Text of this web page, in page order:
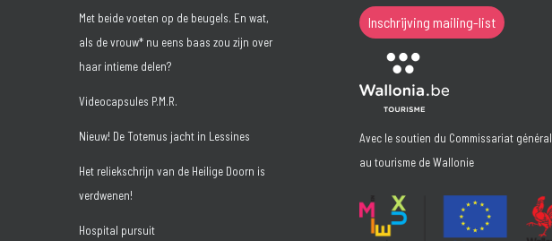
Met beide voeten op de beugels. En wat,
als de vrouw* nu eens baas zou zijn over
haar intieme delen?
Videocapsules P.M.R.
Nieuw! De Totemus jacht in Lessines
Het reliekschrijn van de Heilige Doorn is
verdwenen!
Hospital pursuit
Inschrijving mailing-list
Avec le soutien du Commissariat général
au tourisme de Wallonie